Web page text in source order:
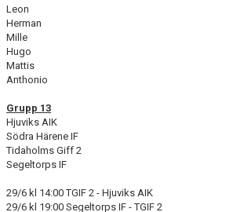
Leon
Herman
Mille
Hugo
Mattis
Anthonio
Grupp 13
Hjuviks AIK
Södra Härene IF
Tidaholms Giff 2
Segeltorps IF
29/6 kl 14:00 TGIF 2 - Hjuviks AIK
29/6 kl 19:00 Segeltorps IF - TGIF 2